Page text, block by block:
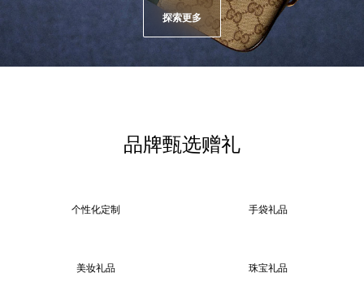
探索更多
品牌甄选赠礼
个性化定制 手袋礼品
美妆礼品 珠宝礼品